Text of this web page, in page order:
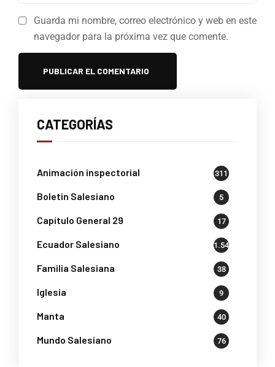
Guarda mi nombre, correo electrónico y web en este
navegador para la próxima vez que comente.
CATEGORÍAS
Animación inspectorial 311
Boletin Salesiano 5
Capítulo General 29 17
Ecuador Salesiano 1.541
Familia Salesiana 38
Iglesia 9
Manta 40
Mundo Salesiano 76